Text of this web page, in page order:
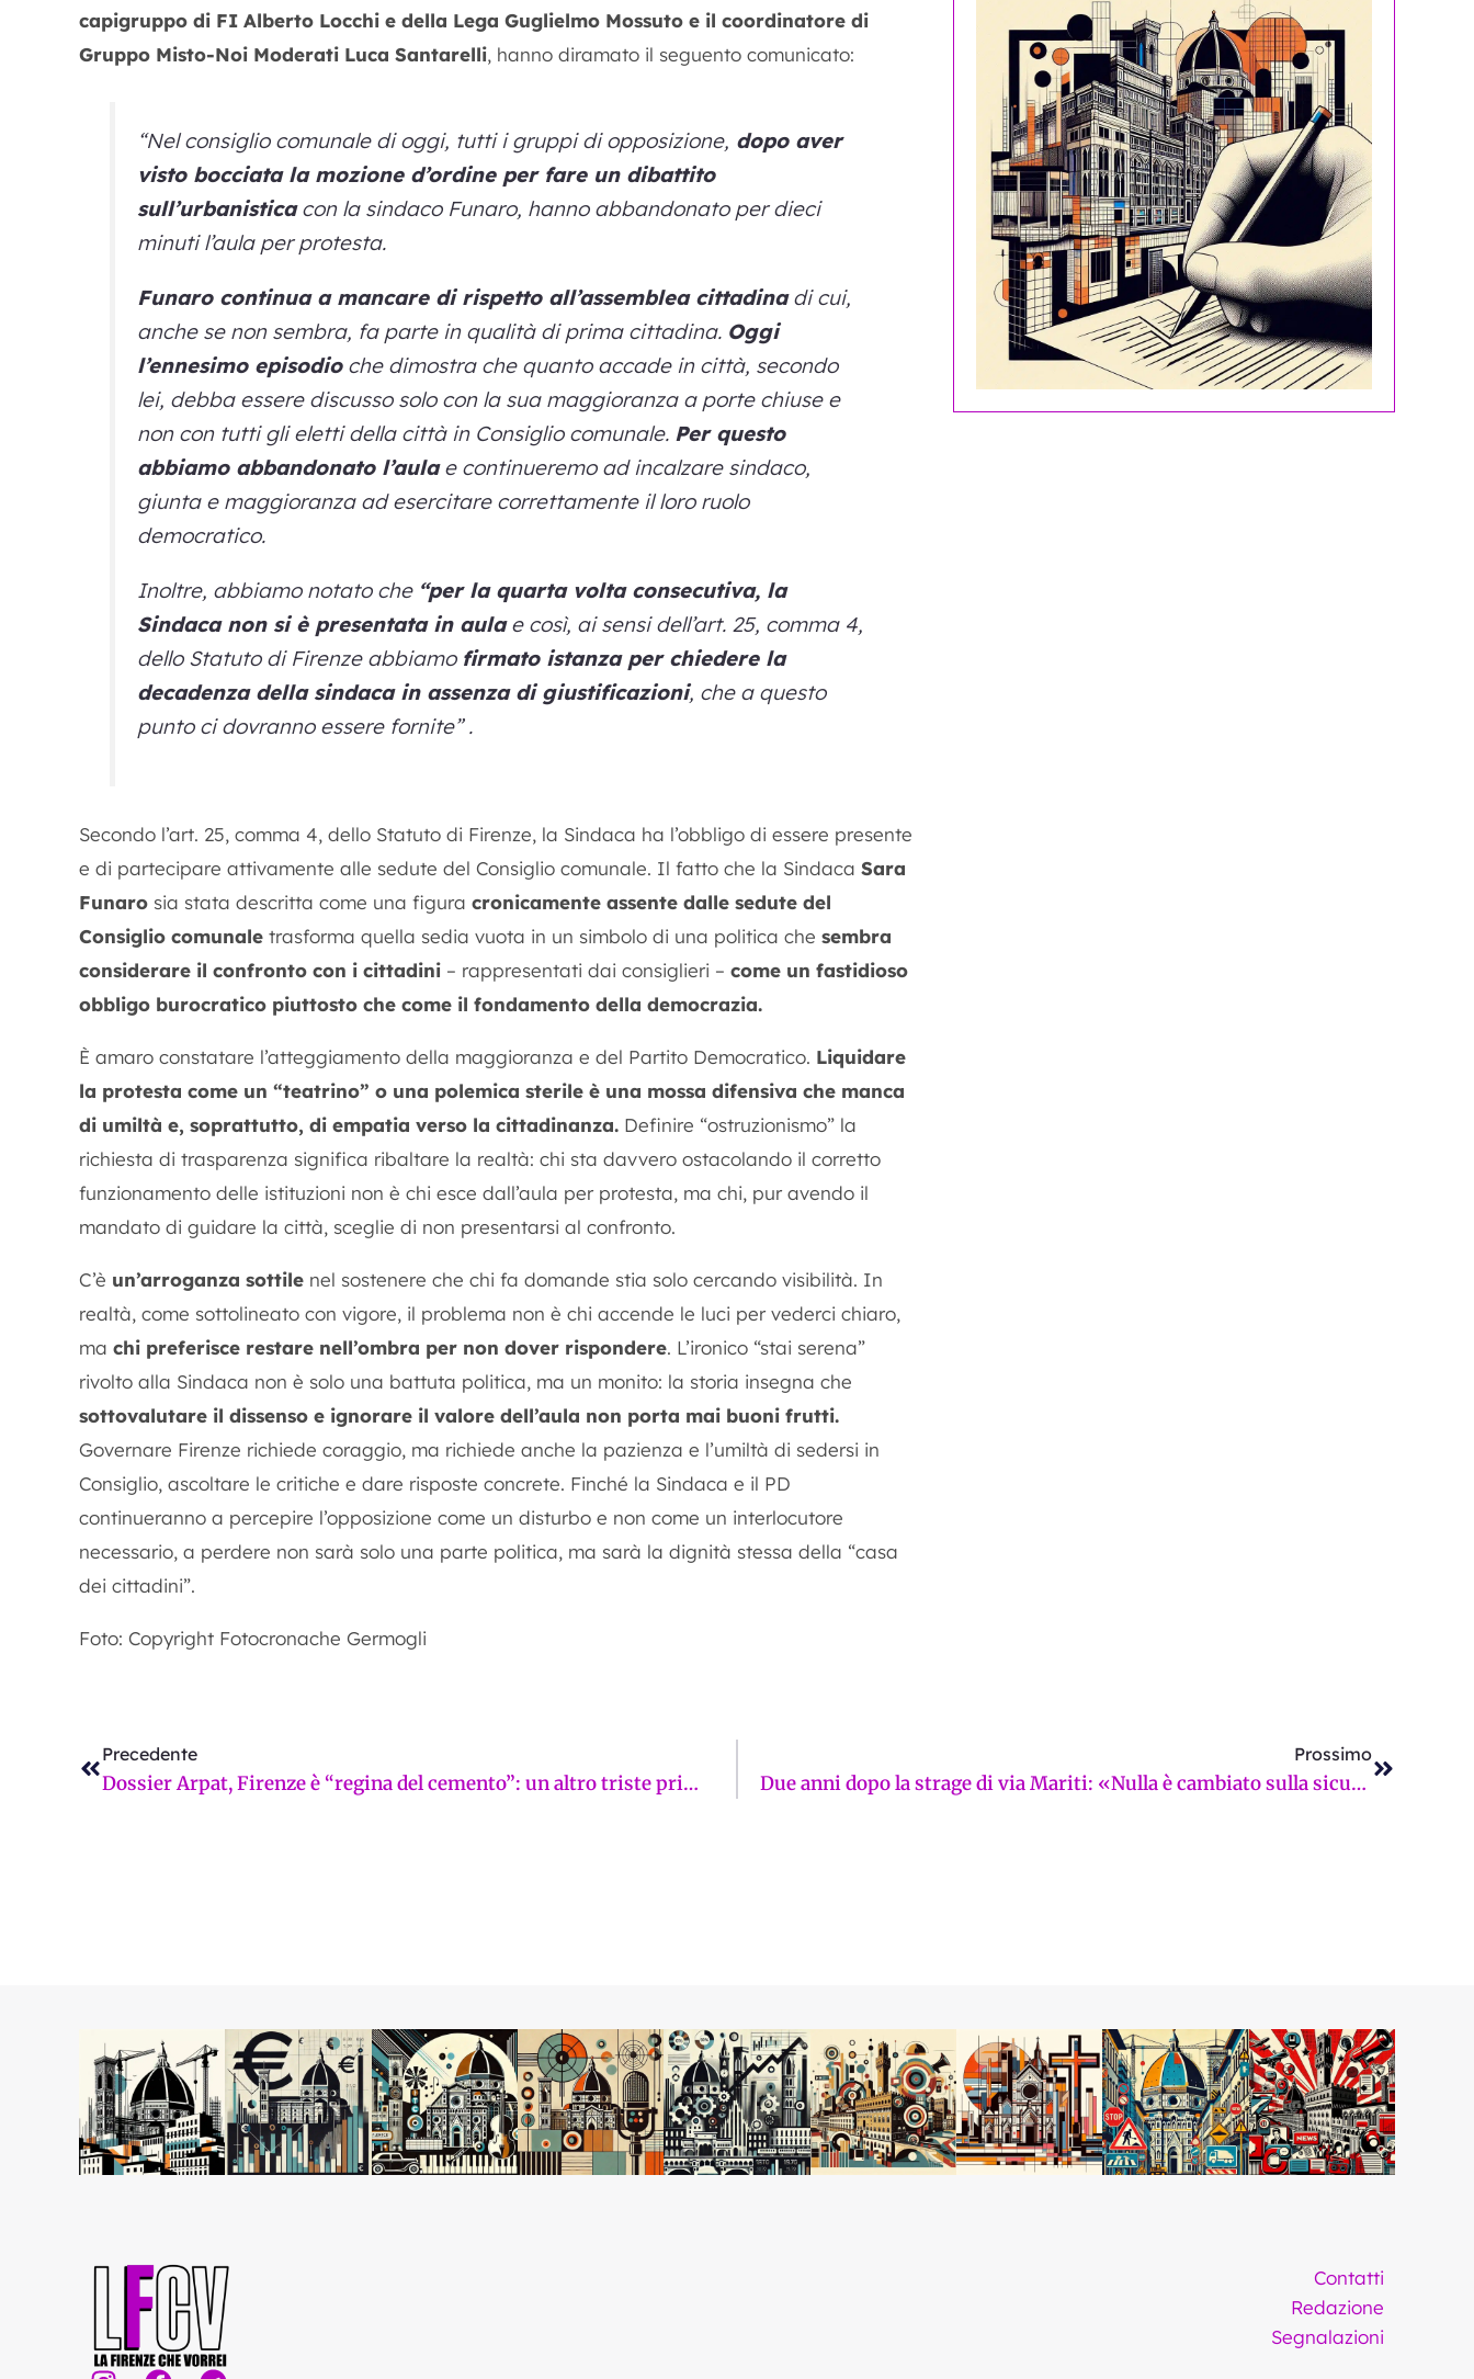
capigruppo di FI Alberto Locchi e della Lega Guglielmo Mossuto e il coordinatore di
Gruppo Misto-Noi Moderati Luca Santarelli, hanno diramato il seguento comunicato:
“Nel consiglio comunale di oggi, tutti i gruppi di opposizione, dopo aver
visto bocciata la mozione d’ordine per fare un dibattito
sull’urbanisticacon la sindaco Funaro, hanno abbandonato per dieci
minuti l’aula per protesta.
Funaro continua a mancare di rispetto all’assemblea cittadinadi cui,
anche se non sembra, fa parte in qualità di prima cittadina. Oggi
l’ennesimo episodioche dimostra che quanto accade in città, secondo
lei, debba essere discusso solo con la sua maggioranza a porte chiuse e
non con tutti gli eletti della città in Consiglio comunale. Per questo
abbiamo abbandonato l’aulae continueremo ad incalzare sindaco,
giunta e maggioranza ad esercitare correttamente il loro ruolo
democratico.
Inoltre, abbiamo notato che “per la quarta volta consecutiva, la
Sindaca non si è presentata in aulae così, ai sensi dell’art. 25, comma 4,
dello Statuto di Firenze abbiamo firmato istanza per chiedere la
decadenza della sindaca in assenza di giustificazioni, che a questo
punto ci dovranno essere fornite” .
Secondo l’art. 25, comma 4, dello Statuto di Firenze, la Sindaca ha l’obbligo di essere presente
e di partecipare attivamente alle sedute del Consiglio comunale. Il fatto che la Sindaca Sara
Funaro sia stata descritta come una figura cronicamente assente dalle sedute del
Consiglio comunale trasforma quella sedia vuota in un simbolo di una politica che sembra
considerare il confronto con i cittadini – rappresentati dai consiglieri – come un fastidioso
obbligo burocratico piuttosto che come il fondamento della democrazia.
È amaro constatare l’atteggiamento della maggioranza e del Partito Democratico. Liquidare
la protesta come un “teatrino” o una polemica sterile è una mossa difensiva che manca
di umiltà e, soprattutto, di empatia verso la cittadinanza. Definire “ostruzionismo” la
richiesta di trasparenza significa ribaltare la realtà: chi sta davvero ostacolando il corretto
funzionamento delle istituzioni non è chi esce dall’aula per protesta, ma chi, pur avendo il
mandato di guidare la città, sceglie di non presentarsi al confronto.
C’è un’arroganza sottile nel sostenere che chi fa domande stia solo cercando visibilità. In
realtà, come sottolineato con vigore, il problema non è chi accende le luci per vederci chiaro,
ma chi preferisce restare nell’ombra per non dover rispondere. L’ironico “stai serena”
rivolto alla Sindaca non è solo una battuta politica, ma un monito: la storia insegna che
sottovalutare il dissenso e ignorare il valore dell’aula non porta mai buoni frutti.
Governare Firenze richiede coraggio, ma richiede anche la pazienza e l’umiltà di sedersi in
Consiglio, ascoltare le critiche e dare risposte concrete. Finché la Sindaca e il PD
continueranno a percepire l’opposizione come un disturbo e non come un interlocutore
necessario, a perdere non sarà solo una parte politica, ma sarà la dignità stessa della “casa
dei cittadini”.
Foto: Copyright Fotocronache Germogli
Precedente
Dossier Arpat, Firenze è “regina del cemento”: un altro triste primato
Prossimo
Due anni dopo la strage di via Mariti: «Nulla è cambiato sulla sicurezza». E infatti nessuna moratoria sull’ex OGR. La Firenze sui giornali di martedì 17 febbraio
Contatti
Redazione
Segnalazioni